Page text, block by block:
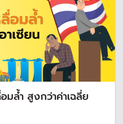
มล้ำ สูงกว่าค่าเฉลี่ย